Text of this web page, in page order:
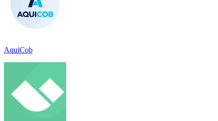
AquiCob